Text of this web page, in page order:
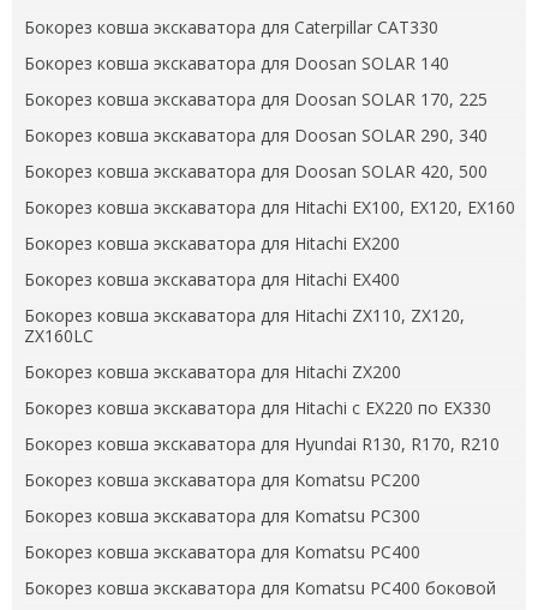
Бокорез ковша экскаватора для Caterpillar CAT330
Бокорез ковша экскаватора для Doosan SOLAR 140
Бокорез ковша экскаватора для Doosan SOLAR 170, 225
Бокорез ковша экскаватора для Doosan SOLAR 290, 340
Бокорез ковша экскаватора для Doosan SOLAR 420, 500
Бокорез ковша экскаватора для Hitachi EX100, EX120, EX160
Бокорез ковша экскаватора для Hitachi EX200
Бокорез ковша экскаватора для Hitachi EX400
Бокорез ковша экскаватора для Hitachi ZX110, ZX120,
ZX160LC
Бокорез ковша экскаватора для Hitachi ZX200
Бокорез ковша экскаватора для Hitachi с EX220 по EX330
Бокорез ковша экскаватора для Hyundai R130, R170, R210
Бокорез ковша экскаватора для Komatsu PC200
Бокорез ковша экскаватора для Komatsu PC300
Бокорез ковша экскаватора для Komatsu PC400
Бокорез ковша экскаватора для Komatsu PC400 боковой